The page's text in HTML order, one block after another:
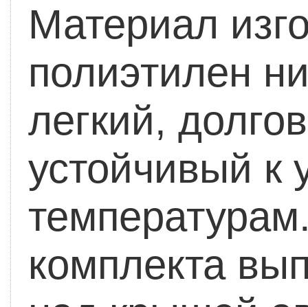
Материал
полиэтилен
легкий,
устойчивый к
комплекта